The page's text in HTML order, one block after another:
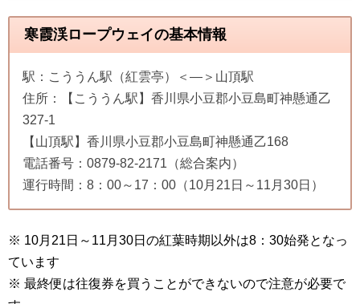
寒霞渓ロープウェイの基本情報
駅：こううん駅（紅雲亭）＜—＞山頂駅
住所：【こううん駅】香川県小豆郡小豆島町神懸通乙
327-1
【山頂駅】香川県小豆郡小豆島町神懸通乙168
電話番号：0879-82-2171（総合案内）
運行時間：8：00～17：00（10月21日～11月30日）
※ 10月21日～11月30日の紅葉時期以外は8：30始発となっ
ています
※ 最終便は往復券を買うことができないので注意が必要で